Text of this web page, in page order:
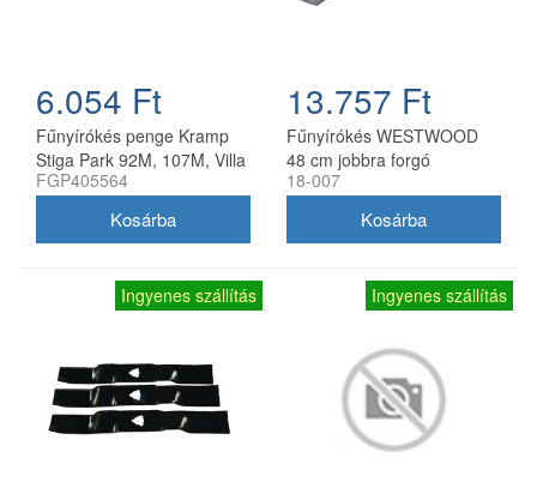
6.054 Ft
Fűnyírókés penge Kramp
Stiga Park 92M, 107M, Villa
92M, 107M 170 mm
FGP405564
13.757 Ft
Fűnyírókés WESTWOOD
48 cm jobbra forgó
18-007
Ingyenes szállítás Ingyenes szállítás